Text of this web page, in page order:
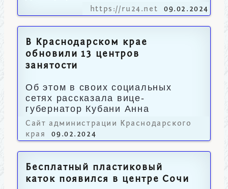
https://ru24.net 09.02.2024
В Краснодарском крае
обновили 13 центров
занятости
Об этом в своих социальных
сетях рассказала вице-
губернатор Кубани Анна
Минькова.
Сайт администрации Краснодарского
края
09.02.2024
Бесплатный пластиковый
каток появился в центре Сочи